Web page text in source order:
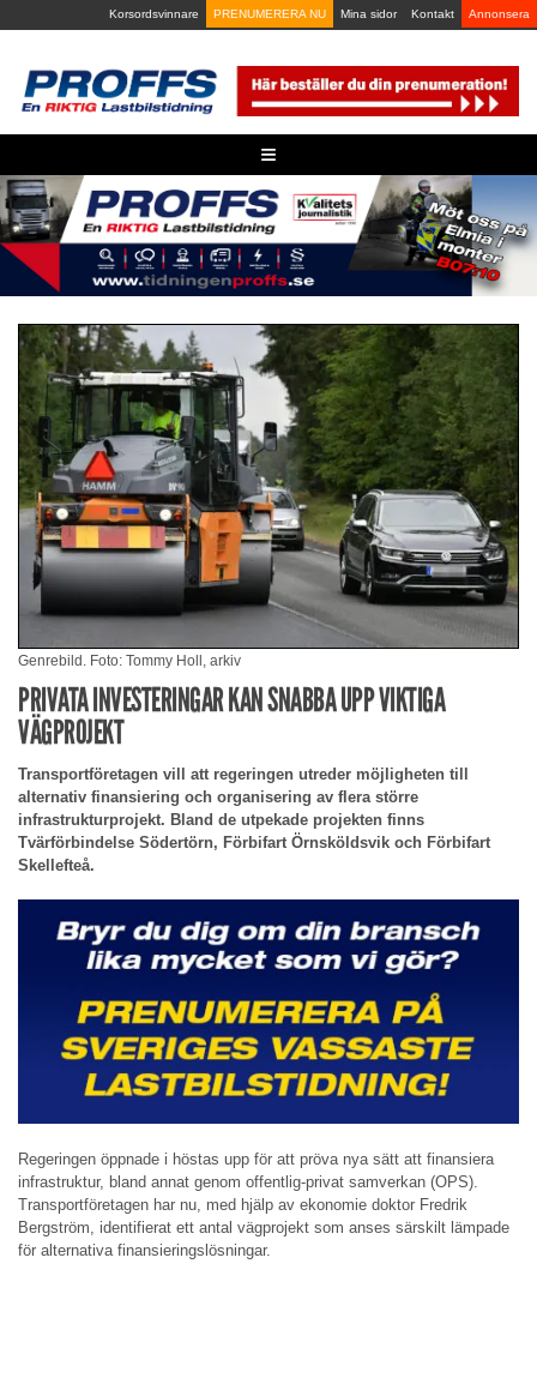
to
Korsordsvinnare PRENUMERERA NU Mina sidor Kontakt Annonsera
≡
Genrebild. Foto: Tommy Holl, arkiv
PRIVATA INVESTERINGAR KAN SNABBA UPP VIKTIGA
VÄGPROJEKT
Transportföretagen vill att regeringen utreder möjligheten till
alternativ finansiering och organisering av flera större
infrastrukturprojekt. Bland de utpekade projekten finns
Tvärförbindelse Södertörn, Förbifart Örnsköldsvik och Förbifart
Skellefteå.
Regeringen öppnade i höstas upp för att pröva nya sätt att finansiera
infrastruktur, bland annat genom offentlig-privat samverkan (OPS).
Transportföretagen har nu, med hjälp av ekonomie doktor Fredrik
Bergström, identifierat ett antal vägprojekt som anses särskilt lämpade
för alternativa finansieringslösningar.